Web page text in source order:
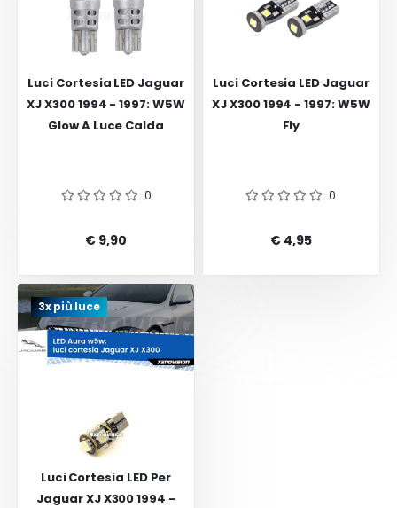
Luci Cortesia LED Jaguar
XJ X300 1994 - 1997: W5W
Glow A Luce Calda
0
€ 9,90
Luci Cortesia LED Jaguar
XJ X300 1994 - 1997: W5W
Fly
0
€ 4,95
3x più luce
Luci Cortesia LED Per
Jaguar XJ X300 1994 -